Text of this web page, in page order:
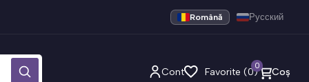
Română Русский
Cont Favorite (0) Coș
0